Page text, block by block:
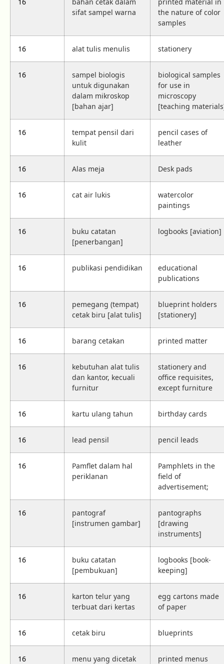
sifat sampel warna
the nature of color
samples
16 alat tulis menulis stationery
16
sampel biologis
untuk digunakan
dalam mikroskop
[bahan ajar]
biological samples
for use in
microscopy
[teaching
16
tempat pensil dari
kulit
pencil cases of
leather
16 Alas meja Desk pads
16 cat air lukis
watercolor
paintings
16
buku catatan
[penerbangan]
logbooks [aviation]
16 publikasi pendidikan
educational
publications
16
pemegang (tempat)
cetak biru [alat tulis]
blueprint holders
[stationery]
16 barang cetakan printed matter
16
kebutuhan alat tulis
dan kantor, kecuali
furnitur
stationery and
office requisites,
except furniture
16 kartu ulang tahun birthday cards
16 lead pensil pencil leads
16
Pamflet dalam hal
periklanan
Pamphlets in the
field of
advertisement;
16
pantograf
[instrumen gambar]
pantographs
[drawing
instruments]
16
buku catatan
[pembukuan]
logbooks [book-
keeping]
16
karton telur yang
terbuat dari kertas
egg cartons made
of paper
16 cetak biru blueprints
16 menu yang dicetak printed menus